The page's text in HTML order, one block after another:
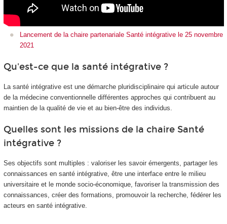
Lancement de la chaire partenariale Santé intégrative le 25 novembre
2021
Qu'est-ce que la santé intégrative ?
La santé intégrative est une démarche pluridisciplinaire qui articule autour
de la médecine conventionnelle différentes approches qui contribuent au
maintien de la qualité de vie et au bien-être des individus.
Quelles sont les missions de la chaire Santé
intégrative ?
Ses objectifs sont multiples : valoriser les savoir émergents, partager les
connaissances en santé intégrative, être une interface entre le milieu
universitaire et le monde socio-économique, favoriser la transmission des
connaissances, créer des formations, promouvoir la recherche, fédérer les
acteurs en santé intégrative.